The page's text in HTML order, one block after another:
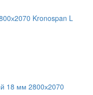
Kronospan L
18 мм 2800х2070